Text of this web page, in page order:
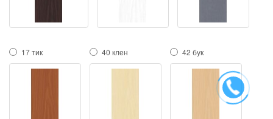
17 тик 40 клен 42 бук